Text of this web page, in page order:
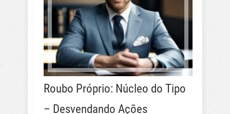
Roubo Próprio: Núcleo do Tipo
– Desvendando Ações